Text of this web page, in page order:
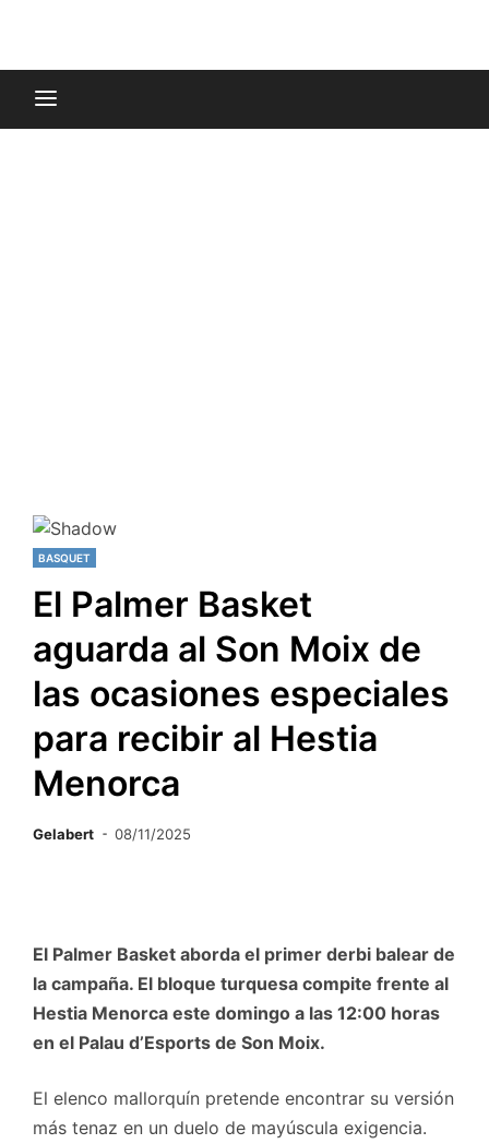
BASQUET
El Palmer Basket
aguarda al Son Moix de
las ocasiones especiales
para recibir al Hestia
Menorca
Gelabert 08/11/2025
El Palmer Basket aborda el primer derbi balear de
la campaña. El bloque turquesa compite frente al
Hestia Menorca este domingo a las 12:00 horas
en el Palau d’Esports de Son Moix.
El elenco mallorquín pretende encontrar su versión
más tenaz en un duelo de mayúscula exigencia.